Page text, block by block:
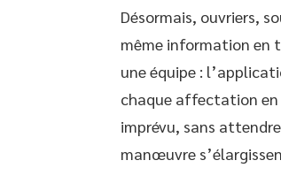
Désormais, ouvriers,
même information en
une équipe :
chaque affectation en
imprévu, sans
manœuvre